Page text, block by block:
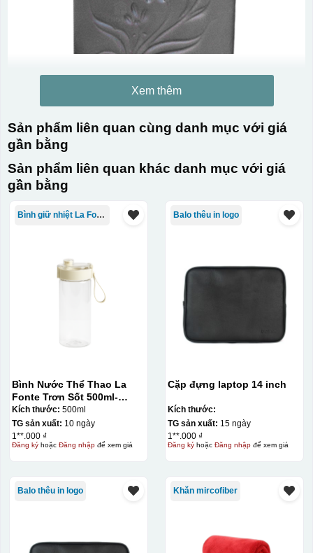
Xem thêm
Sản phẩm liên quan cùng danh mục với giá
gần bằng
Sản phẩm liên quan khác danh mục với giá
gần bằng
Bình giữ nhiệt La Fonte
Bình Nước Thể Thao La
Fonte Trơn Sốt 500ml-
010009
Kích thước: 500ml
TG sản xuất: 10 ngày
1**.000 ₫
Đăng kýhoặc Đăng nhậpđể xem giá
Balo thêu in logo
Cặp đựng laptop 14 inch
Kích thước:
TG sản xuất: 15 ngày
1**.000 ₫
Đăng kýhoặc Đăng nhậpđể xem giá
Balo thêu in logo Khăn mircofiber